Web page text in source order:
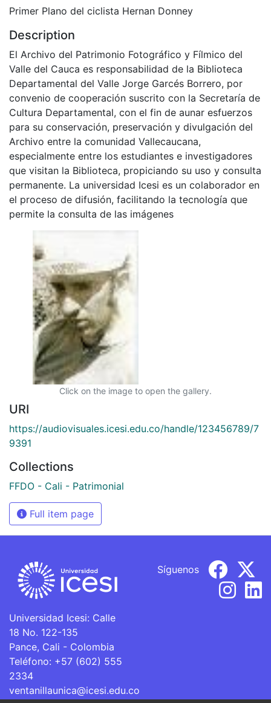
Primer Plano del ciclista Hernan Donney
Description
El Archivo del Patrimonio Fotográfico y Fílmico del
Valle del Cauca es responsabilidad de la Biblioteca
Departamental del Valle Jorge Garcés Borrero, por
convenio de cooperación suscrito con la Secretaría de
Cultura Departamental, con el fin de aunar esfuerzos
para su conservación, preservación y divulgación del
Archivo entre la comunidad Vallecaucana,
especialmente entre los estudiantes e investigadores
que visitan la Biblioteca, propiciando su uso y consulta
permanente. La universidad Icesi es un colaborador en
el proceso de difusión, facilitando la tecnología que
permite la consulta de las imágenes
Click on the image to open the gallery.
URI
https://audiovisuales.icesi.edu.co/handle/123456789/7
9391
Collections
FFDO - Cali - Patrimonial
Full item page
Universidad Icesi: Calle
18 No. 122-135
Pance, Cali - Colombia
Teléfono: +57 (602) 555
2334
ventanillaunica@icesi.edu.co
Síguenos